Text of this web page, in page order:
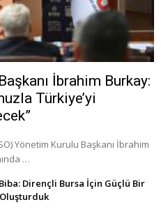
İbrahim Burkay:
Türkiye’yi
Yönetim Kurulu Başkanı İbrahim
…
Dirençli Bursa İçin Güçlü Bir